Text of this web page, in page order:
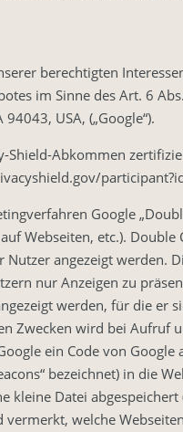
berechtigten
im Sinne des Art. 6
USA, („Google“).
Shield-Abkommen
Google
Webseiten, etc.).
angezeigt werden.
nur Anzeigen zu
werden, für die er
Zwecken wird bei Aufruf
ein Code von Google
bezeichnet) in die
kleine Datei
welche